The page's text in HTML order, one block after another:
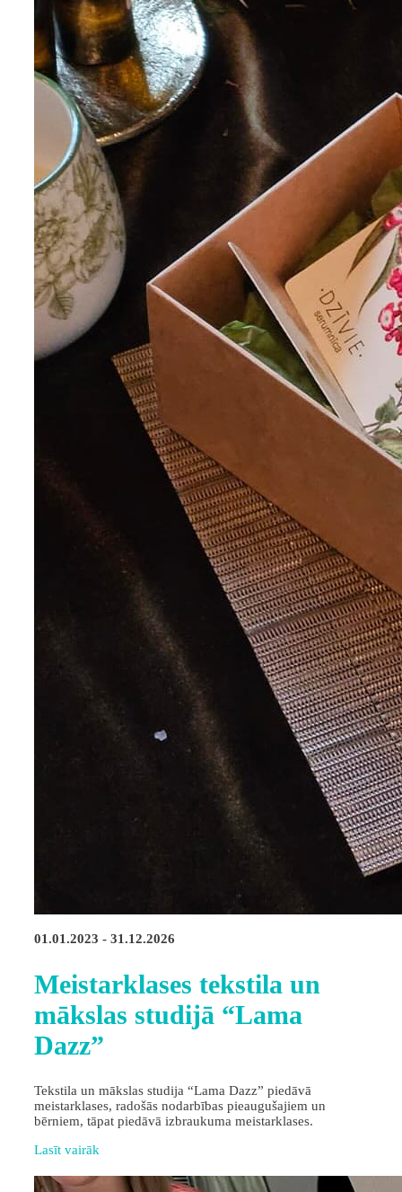
01.01.2023 - 31.12.2026
Meistarklases tekstila un
mākslas studijā “Lama
Dazz”
Tekstila un mākslas studija “Lama Dazz” piedāvā
meistarklases, radošās nodarbības pieaugušajiem un
bērniem, tāpat piedāvā izbraukuma meistarklases.
Lasīt vairāk